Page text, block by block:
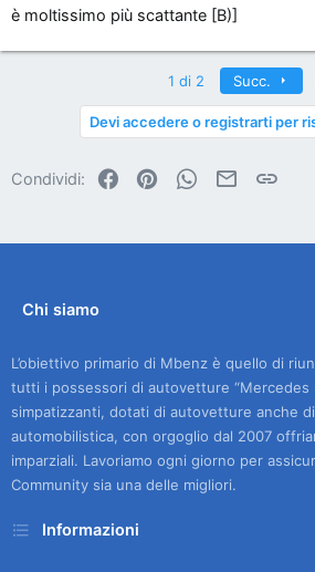
è moltissimo più scattante [B)]
1 di 2 Succ.
Devi accedere o registrarti per
Condividi: FacebookPinterestWhatsApp
Email
Chi siamo
L’obiettivo primario di Mbenz è quello di
tutti i possessori di autovetture “Mercedes
simpatizzanti, dotati di autovetture anche
automobilistica, con orgoglio dal 2007
imparziali. Lavoriamo ogni giorno per
Community sia una delle migliori.
Informazioni